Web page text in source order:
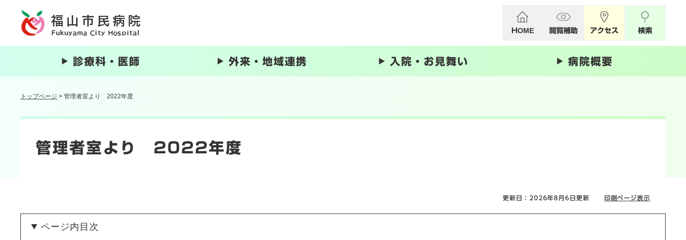
HOME 閲覧補助 アクセス 検索
診療科・医師 外来・地域連携 入院・お見舞い 病院概要
トップページ > 管理者室より 2022年度
管理者室より 2022年度
更新日：2026年8月6日更新 印刷ページ表示
ページ内目次